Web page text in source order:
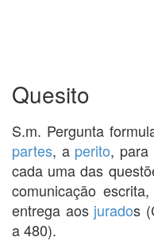
Quesito
S.m. Pergunta
partes, a perito, para
cada uma das
comunicação
entrega aos jurados
a 480).